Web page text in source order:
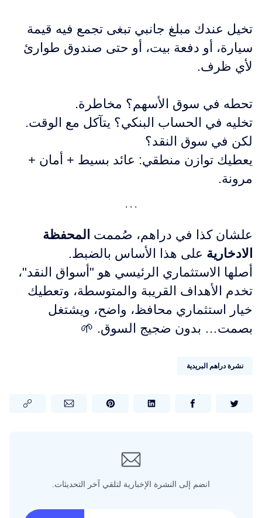
تخيل عندك مبلغ جانبي تبغى تجمع فيه قيمة
سيارة، أو دفعة بيت، أو حتى صندوق طوارئ
لأي ظرف.
تحطه في سوق الأسهم؟ مخاطرة.
تخليه في الحساب البنكي؟ يتآكل مع الوقت.
لكن في سوق النقد؟
يعطيك توازن منطقي: عائد بسيط + أمان +
مرونة.
علشان كذا في دراهم، صُممت المحفظة
الادخارية على هذا الأساس بالضبط.
أصلها الاستثماري الرئيسي هو "أسواق النقد"،
تخدم الأهداف القريبة والمتوسطة، وتعطيك
خيار استثماري محافظ، واضح، ويشتغل
بصمت… بدون ضجيج السوق. 🌱
نشرة دراهم البريدية
انضم إلى النشرة الإخبارية لتلقي آخر التحديثات.